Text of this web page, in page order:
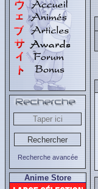
Recherche avancée
Anime Store